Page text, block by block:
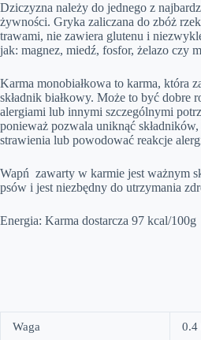
Dziczyzna należy do jednego z
żywności. Gryka zaliczana do zbóż
trawami, nie zawiera glutenu i
jak: magnez, miedź, fosfor, żelazo czy
Karma monobiałkowa to karma, która
składnik białkowy. Może to być dobre
alergiami lub innymi szczególnymi
ponieważ pozwala uniknąć
strawienia lub powodować reakcje
Wapń zawarty w karmie jest ważnym
psów i jest niezbędny do utrzymania
Energia: Karma dostarcza 97 kcal/100g
Waga 0.4